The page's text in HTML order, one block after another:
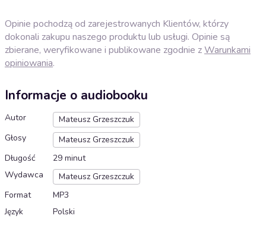
Opinie pochodzą od zarejestrowanych Klientów, którzy
dokonali zakupu naszego produktu lub usługi. Opinie są
zbierane, weryfikowane i publikowane zgodnie zWarunkami
opiniowania.
Informacje o audiobooku
Autor
Mateusz Grzeszczuk
Głosy
Mateusz Grzeszczuk
Długość
29 minut
Wydawca
Mateusz Grzeszczuk
Format
MP3
Język
Polski